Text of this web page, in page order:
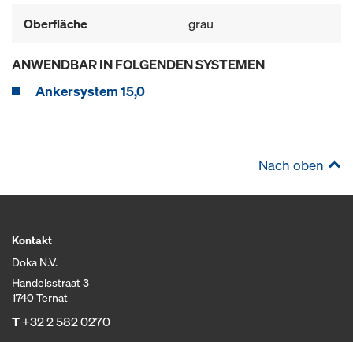
Oberfläche grau
ANWENDBAR IN FOLGENDEN SYSTEMEN
Ankersystem 15,0
Nach oben
Kontakt
Doka N.V.
Handelsstraat 3
1740 Ternat
T+32 2 582 0270